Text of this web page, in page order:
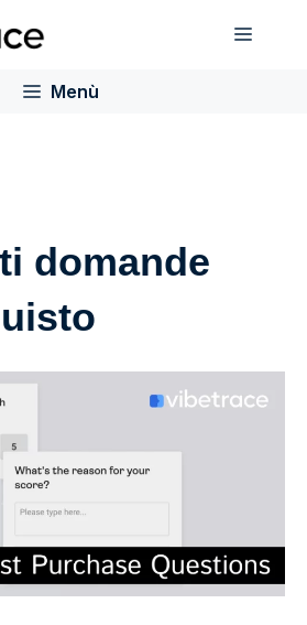
Menù
Menù
domande